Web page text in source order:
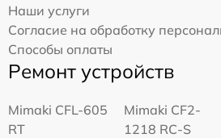
Наши услуги
Согласие на обработку
Способы оплаты
Ремонт устройств
Mimaki CFL-605
RT
Mimaki CF2-
1218 RC-S